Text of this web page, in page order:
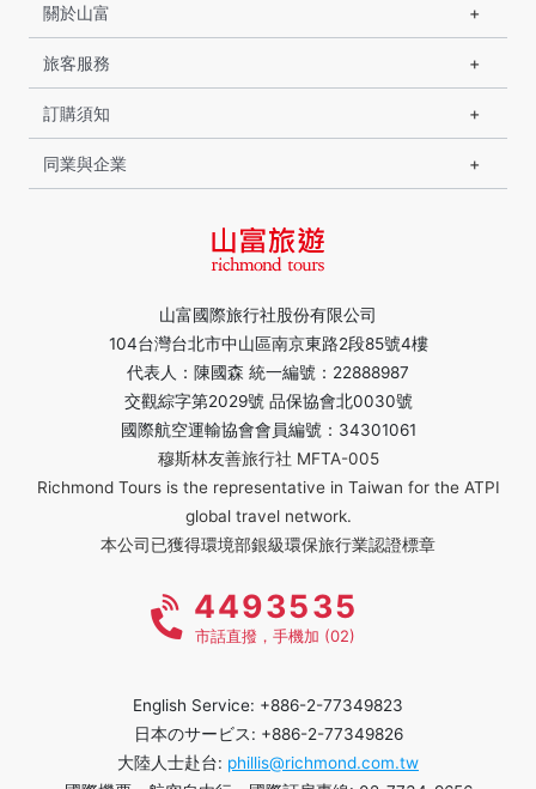
山富國際旅行社股份有限公司
104台灣台北市中山區南京東路2段85號4樓
代表人：陳國森 統一編號：22888987
交觀綜字第2029號 品保協會北0030號
國際航空運輸協會會員編號：34301061
穆斯林友善旅行社 MFTA-005
Richmond Tours is the representative in Taiwan for the ATPI
global travel network.
本公司已獲得環境部銀級環保旅行業認證標章
關於山富
旅客服務
訂購須知
同業與企業
4493535
市話直撥，手機加 (02)
English Service: +886-2-77349823
日本のサービス: +886-2-77349826
大陸人士赴台: phillis@richmond.com.tw